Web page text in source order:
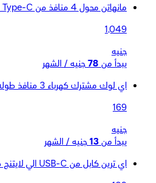
مانهاتن محول 4 منافذ من Type-C الي 4 مداخل يو أس بي Bus Power - موديل 162746
1,049
جنيه
يبدأ من 78 جنيه / الشهر
اي لوك مشترك كهرباء 3 منافذ طوله 3 متر - أصفر
169
جنيه
يبدأ من 13 جنيه / الشهر
اي ترين كابل من USB-C الي لايتنج طوله 1 متر - ابيض